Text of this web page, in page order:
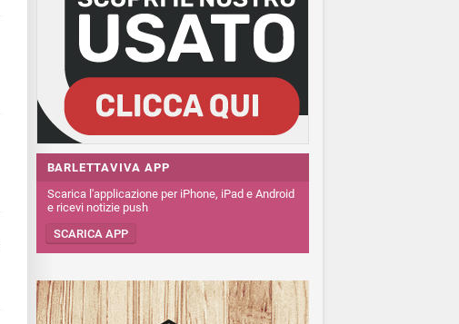
BARLETTAVIVA APP
Scarica l'applicazione per iPhone, iPad e Android
e ricevi notizie push
SCARICA APP